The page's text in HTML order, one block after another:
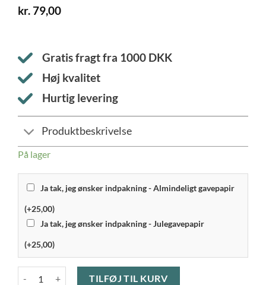
kr. 79,00
Gratis fragt fra 1000 DKK
Høj kvalitet
Hurtig levering
Produktbeskrivelse
På lager
Ja tak, jeg ønsker indpakning - Almindeligt gavepapir
(+25,00)
Ja tak, jeg ønsker indpakning - Julegavepapir
(+25,00)
Eva Solo Nordic Kitchen - Tallerken 17 cm antal
TILFØJ TIL KURV